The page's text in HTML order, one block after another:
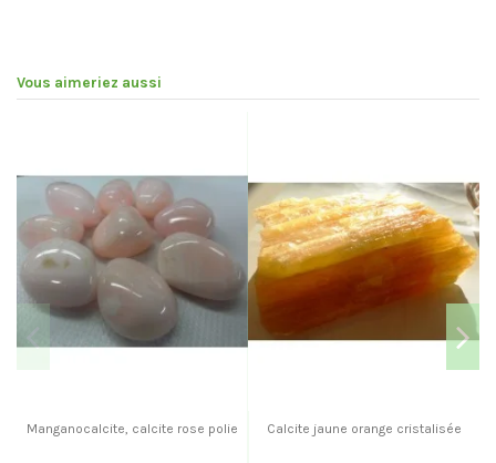
Vous aimeriez aussi
Manganocalcite, calcite rose polie Calcite jaune orange cristalisée